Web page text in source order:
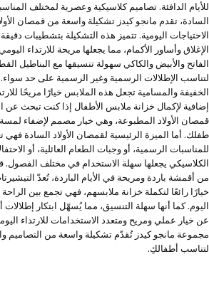
للأيام الدافئة. تصاميم كلاسيكية وعصرية لمختلف
السادة، تقدم مانجو كيدز تشكيلة واسعة من قمصان
الاحتياجات اليومية. تتميز هذه التشكيلة بتشطيبات
الإغلاق وأساور الأكمام، مما يجعلها مريحة للارتداء
الفاتح والأبيض والكاكي سهولة تنسيقها مع البناطيل
لتناسب الإطلالات الرسمية وغير الرسمية على حد
الخفيفة والمسامية تجعل هذه الملابس خيارًا مريحًا
إضافية لإكمال خزانة ملابس الأطفال إذا كنت تبحث عن
قمصان الأولاد المطبوعة، وهي خيار مصمم لإضفاء
طفلك. أما الميزة الرئيسية لقمصان الأولاد السادة فهي
للمناسبات الرسمية، أو وجبات الطعام العائلية، أو
الكلاسيكي يجعلها سهلة الاستخدام في مختلف
من أقمشة باردة ومريحة في الأيام الباردة، تُعدّ
خيارًا رائعًا لتكملة خزانة ملابسهم، فهي تجمع بين
اليوم. كما أنها سهلة التنسيق، مما يُسهّل ابتكار إطلالات
عن خيار عملي ومريح ومتعدد الاستخدامات للارتداء
مجموعة مانجو كيدز تُقدّم تشكيلة واسعة من التصاميم
لتناسب أطفالكِ.